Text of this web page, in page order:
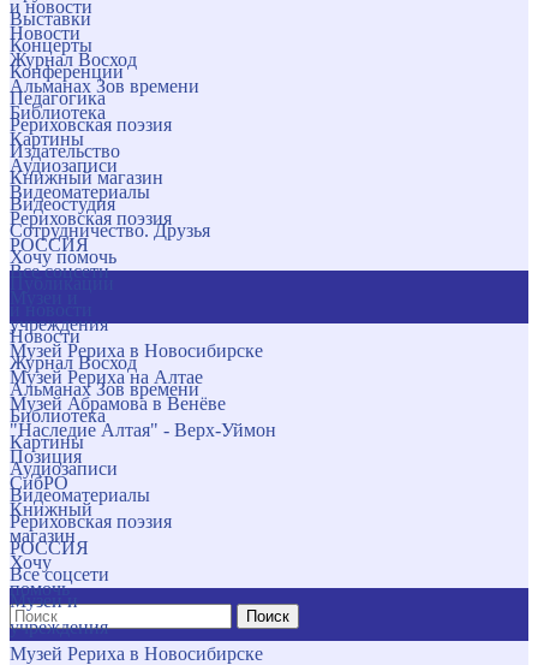
и новости
Новости
Журнал Восход
Альманах Зов времени
Библиотека
Картины
Аудиозаписи
Видеоматериалы
Рериховская поэзия
РОССИЯ
Все соцсети
учреждения
Музей Рериха в Новосибирске
Музей Рериха на Алтае
Музей Абрамова в Венёве
"Наследие Алтая" - Верх-Уймон
Позиция
СибРО
Книжный
магазин
Хочу
помочь
Поиск
Выставки
Концерты
Конференции
Педагогика
Рериховская поэзия
Издательство
Книжный магазин
Видеостудия
Сотрудничество. Друзья
Хочу помочь
Новости
Журнал Восход
Альманах Зов времени
Библиотека
Картины
Аудиозаписи
Видеоматериалы
Рериховская поэзия
РОССИЯ
Все соцсети
Музеи и
учреждения
Музей Рериха в Новосибирске